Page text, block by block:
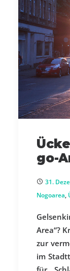
go-
31.
Nogoarea,
Area“?
zur
im